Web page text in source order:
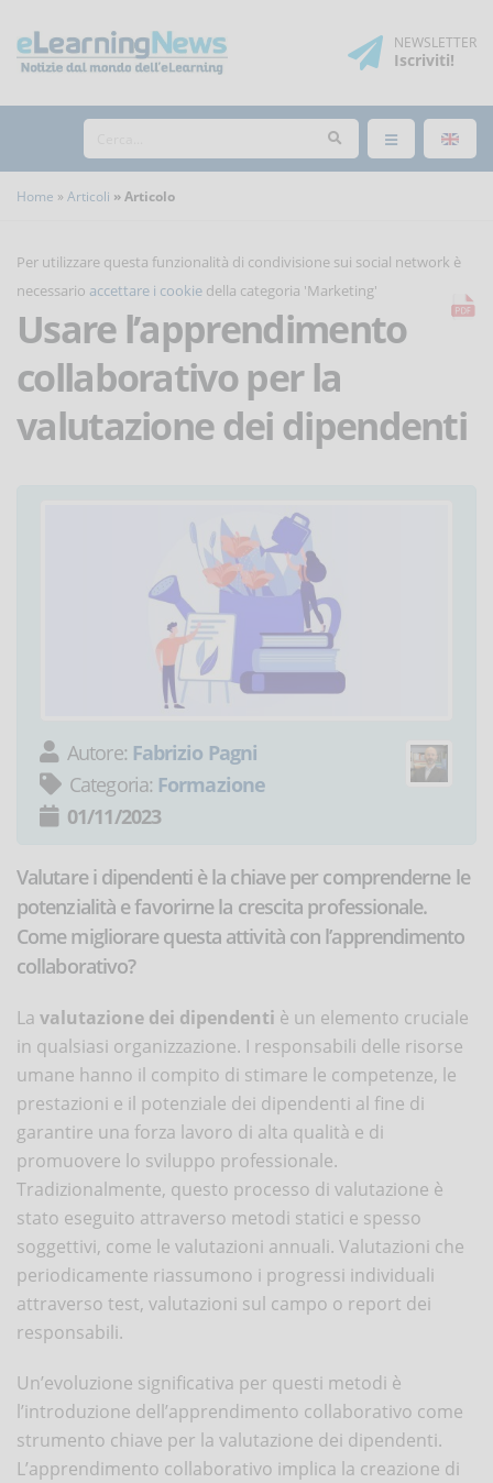
NEWSLETTER
Iscriviti!
Home Articoli Articolo
Per utilizzare questa funzionalità di condivisione sui social network è
necessario accettare i cookie della categoria 'Marketing'
Usare l’apprendimento
collaborativo per la
valutazione dei dipendenti
Autore: Fabrizio Pagni
Categoria: Formazione
01/11/2023
Valutare i dipendenti è la chiave per comprenderne le
potenzialità e favorirne la crescita professionale.
Come migliorare questa attività con l’apprendimento
collaborativo?
La valutazione dei dipendenti è un elemento cruciale
in qualsiasi organizzazione. I responsabili delle risorse
umane hanno il compito di stimare le competenze, le
prestazioni e il potenziale dei dipendenti al fine di
garantire una forza lavoro di alta qualità e di
promuovere lo sviluppo professionale.
Tradizionalmente, questo processo di valutazione è
stato eseguito attraverso metodi statici e spesso
soggettivi, come le valutazioni annuali. Valutazioni che
periodicamente riassumono i progressi individuali
attraverso test, valutazioni sul campo o report dei
responsabili.
Un’evoluzione significativa per questi metodi è
l’introduzione dell’apprendimento collaborativo come
strumento chiave per la valutazione dei dipendenti.
L’apprendimento collaborativo implica la creazione di